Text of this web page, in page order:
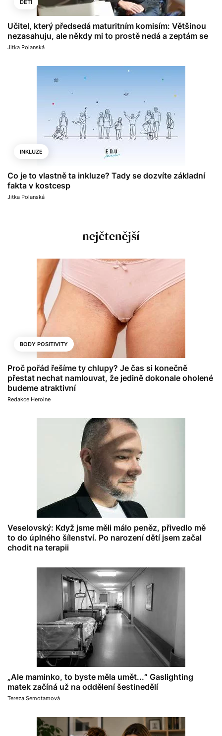
DĚTI
Učitel, který předsedá maturitním komisím: Většinou
nezasahuju, ale někdy mi to prostě nedá a zeptám se
Jitka Polanská
INKLUZE
Co je to vlastně ta inkluze? Tady se dozvíte základní
fakta v kostcesp
Jitka Polanská
nejčtenější
BODY POSITIVITY
Proč pořád řešíme ty chlupy? Je čas si konečně
přestat nechat namlouvat, že jedině dokonale oholené
budeme atraktivní
Redakce Heroine
Veselovský: Když jsme měli málo peněz, přivedlo mě
to do úplného šílenství. Po narození dětí jsem začal
chodit na terapii
„Ale maminko, to byste měla umět...“ Gaslighting
matek začíná už na oddělení šestinedělí
Tereza Semotamová